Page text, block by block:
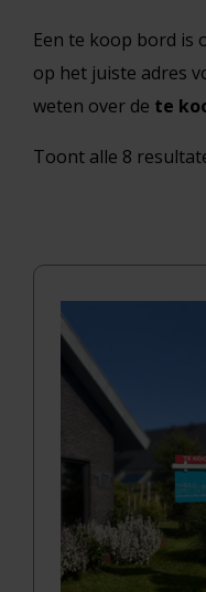
Een te koop bord is
op het juiste adres
weten over de te
Toont alle 8